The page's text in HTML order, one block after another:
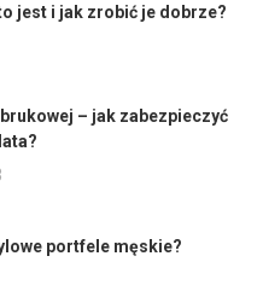
jest i jak zrobić je dobrze?
– jak zabezpieczyć
portfele męskie?